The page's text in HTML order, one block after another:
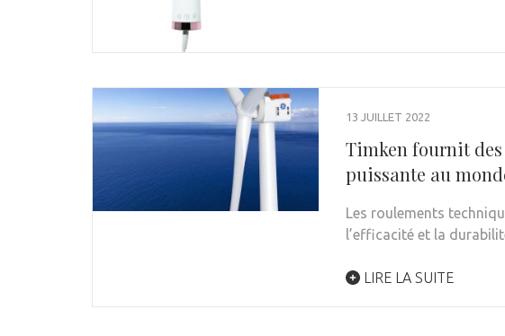
13 JUILLET 2022
Timken fournit des
puissante au
Les roulements
l’efficacité et la
LIRE LA SUITE